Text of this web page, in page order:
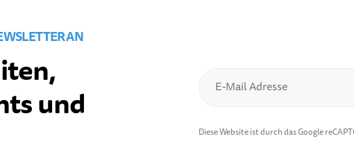
E-Mail Adresse
Diese Website ist durch das Google
AN
und